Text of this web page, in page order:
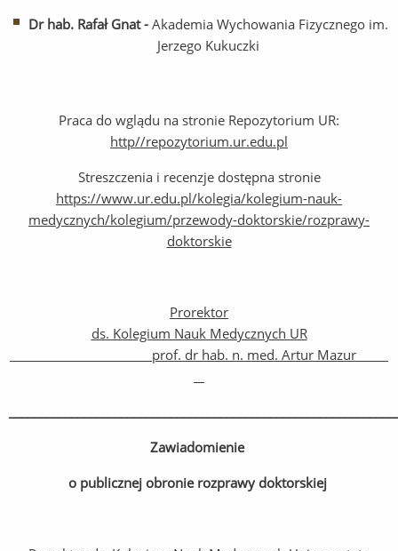
Dr hab. Rafał Gnat - Akademia Wychowania Fizycznego im.
Jerzego Kukuczki
Praca do wglądu na stronie Repozytorium UR:
http//repozytorium.ur.edu.pl
Streszczenia i recenzje dostępna stronie
https://www.ur.edu.pl/kolegia/kolegium-nauk-
medycznych/kolegium/przewody-doktorskie/rozprawy-
doktorskie
Prorektor
ds. Kolegium Nauk Medycznych UR
prof. dr hab. n. med. Artur Mazur
Zawiadomienie
o publicznej obronie rozprawy doktorskiej